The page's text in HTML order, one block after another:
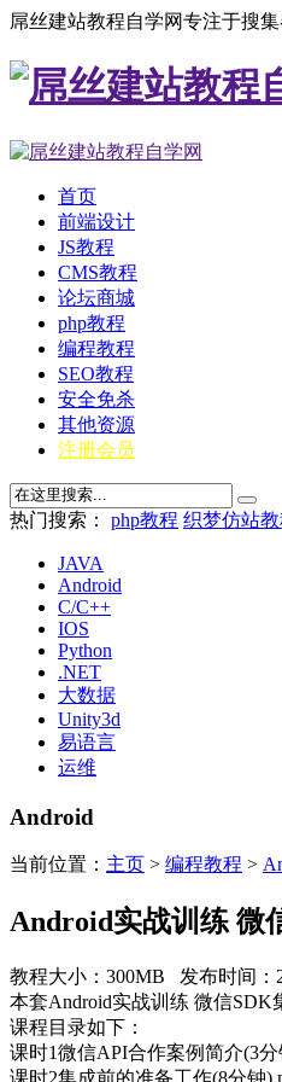
屌丝建站教程自学网专注于搜
首页
前端设计
JS教程
CMS教程
论坛商城
php教程
编程教程
SEO教程
安全免杀
其他资源
注册会员
热门搜索： php教程 织梦仿站教
JAVA
Android
C/C++
IOS
Python
.NET
大数据
Unity3d
易语言
运维
Android
当前位置： 主页 > 编程教程 >
Android实战训练 微
教程大小：300MB 发布时间
本套Android实战训练 微信
课程目录如下：
课时1微信API合作案例简介(3